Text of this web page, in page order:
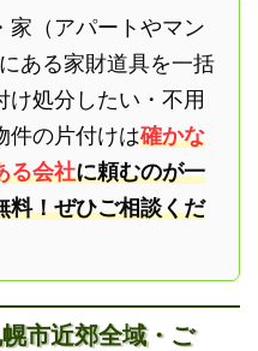
家（アパートやマン
ある家財道具を一括
け処分したい・不用
件の片付けは確かな
る会社に頼むのが一
料！ぜひご相談くだ
市近郊全域・ご